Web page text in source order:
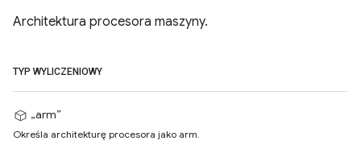
Architektura procesora maszyny.
TYP WYLICZENIOWY
„arm”
Określa architekturę procesora jako arm.